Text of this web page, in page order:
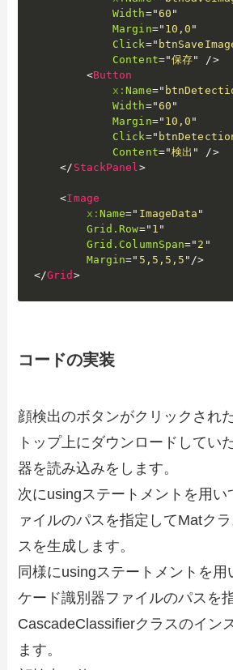
Width="60 "
Margin=" 10,0 "
Click="
Content="保存"
/>
<Button
x:Name="
Width="60 "
Margin=" 10,0 "
Click="
Content="検出 "
/>
</ StackPanel>
<Image
x: Name=" ImageData "
Grid.Row=" 1 "
Grid.ColumnSpan=" 2 "
Margin=" 5,5,5,5 " />
</Grid >
コードの実装
顔検出のボタンがクリックされ
トップ上にダウンロードしてい
器を読み込みをします。
次にusingステートメントを用い
ァイルのパスを指定してMatク
スを生成します。
同様にusingステートメントを用
ケード識別器ファイルのパスを
CascadeClassifierクラスのイン
ます。